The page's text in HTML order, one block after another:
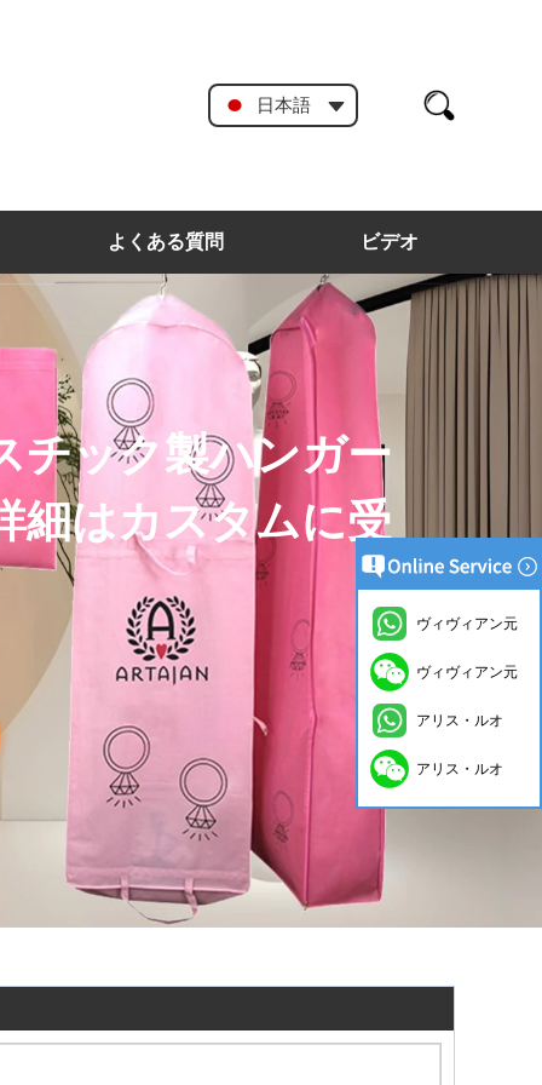
日本語
よくある質問 ビデオ
チック製ハンガー
細はカスタムに受
ヴィヴィアン元
ヴィヴィアン元
アリス・ルオ
アリス・ルオ